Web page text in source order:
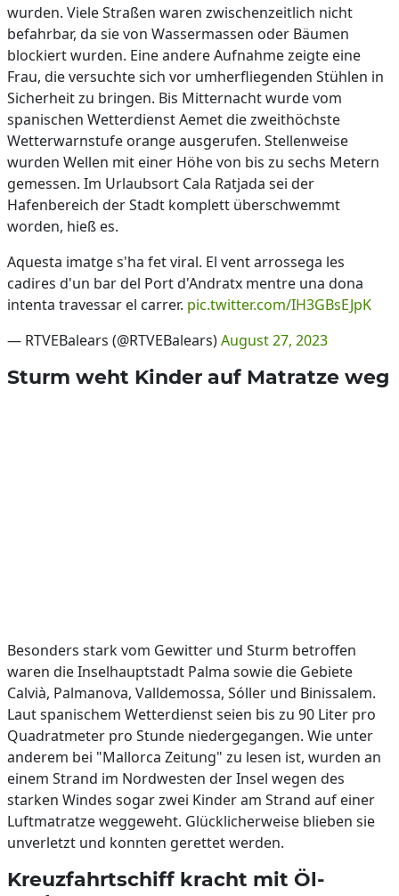
wurden. Viele Straßen waren zwischenzeitlich nicht
befahrbar, da sie von Wassermassen oder Bäumen
blockiert wurden. Eine andere Aufnahme zeigte eine
Frau, die versuchte sich vor umherfliegenden Stühlen in
Sicherheit zu bringen. Bis Mitternacht wurde vom
spanischen Wetterdienst Aemet die zweithöchste
Wetterwarnstufe orange ausgerufen. Stellenweise
wurden Wellen mit einer Höhe von bis zu sechs Metern
gemessen. Im Urlaubsort Cala Ratjada sei der
Hafenbereich der Stadt komplett überschwemmt
worden, hieß es.
Aquesta imatge s'ha fet viral. El vent arrossega les
cadires d'un bar del Port d'Andratx mentre una dona
intenta travessar el carrer. pic.twitter.com/IH3GBsEJpK
— RTVEBalears (@RTVEBalears)August 27, 2023
Sturm weht Kinder auf Matratze weg
Besonders stark vom Gewitter und Sturm betroffen
waren die Inselhauptstadt Palma sowie die Gebiete
Calvià, Palmanova, Valldemossa, Sóller und Binissalem.
Laut spanischem Wetterdienst seien bis zu 90 Liter pro
Quadratmeter pro Stunde niedergegangen. Wie unter
anderem bei "Mallorca Zeitung" zu lesen ist, wurden an
einem Strand im Nordwesten der Insel wegen des
starken Windes sogar zwei Kinder am Strand auf einer
Luftmatratze weggeweht. Glücklicherweise blieben sie
unverletzt und konnten gerettet werden.
Kreuzfahrtschiff kracht mit Öl-